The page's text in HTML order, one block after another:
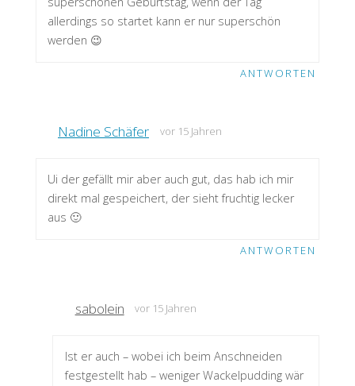
allerdings so startet kann er nur superschön
werden 😉
ANTWORTEN
Nadine Schäfer vor 15 Jahren
Ui der gefällt mir aber auch gut, das hab ich mir
direkt mal gespeichert, der sieht fruchtig lecker
aus 🙂
ANTWORTEN
sabolein vor 15 Jahren
Ist er auch – wobei ich beim Anschneiden
festgestellt hab – weniger Wackelpudding wär